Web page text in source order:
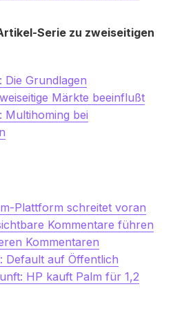
Serie zu zweiseitigen
Die Grundlagen
Märkte beeinflußt
Multihoming bei
Plattform schreitet voran
Kommentare führen
Kommentaren
Default auf Öffentlich
HP kauft Palm für 1,2